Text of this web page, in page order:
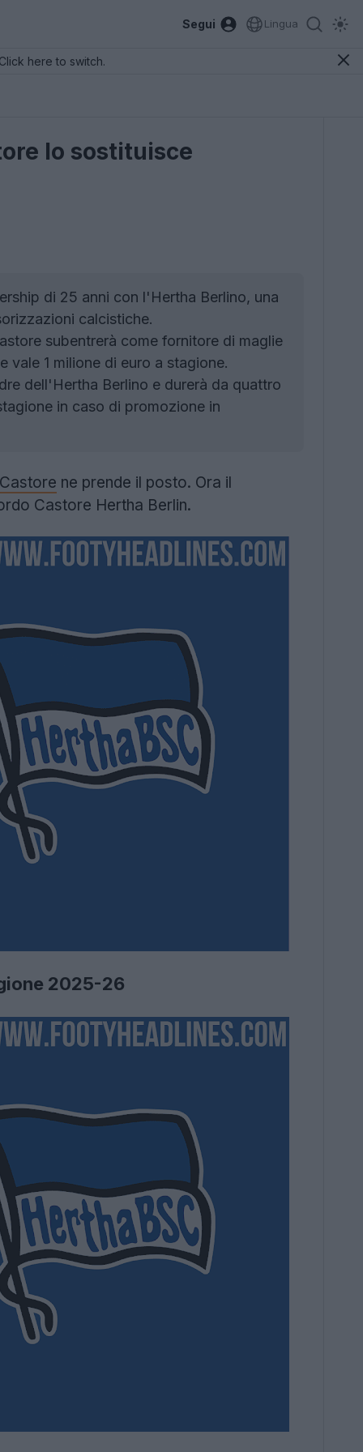
Segui Lingua
here to switch.
lo sostituisce
di 25 anni con l'Hertha Berlino, una
calcistiche.
subentrerà come fornitore di maglie
1 milione di euro a stagione.
dell'Hertha Berlino e durerà da quattro
in caso di promozione in
Castore ne prende il posto. Ora il
Castore Hertha Berlin.
2025-26